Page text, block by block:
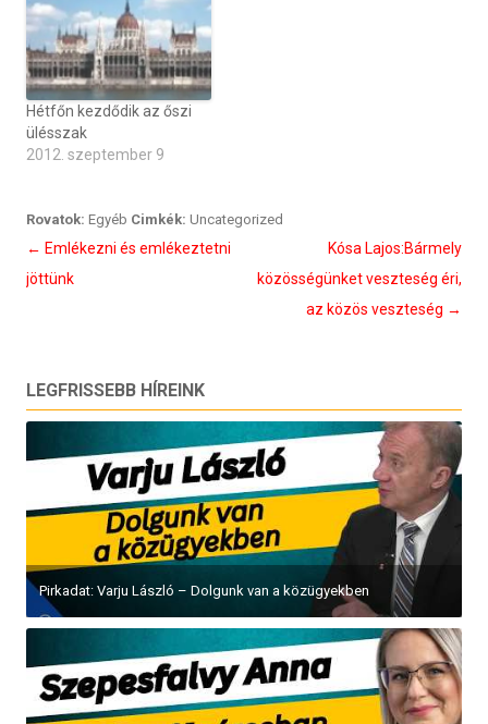
Hétfőn kezdődik az őszi
ülésszak
2012. szeptember 9
Rovatok: Egyéb Cimkék: Uncategorized
Bejegyzés
navigáció
← Emlékezni és emlékeztetni
jöttünk
Kósa Lajos:Bármely
közösségünket veszteség éri,
az közös veszteség →
LEGFRISSEBB HÍREINK
Pirkadat: Varju László – Dolgunk van a közügyekben